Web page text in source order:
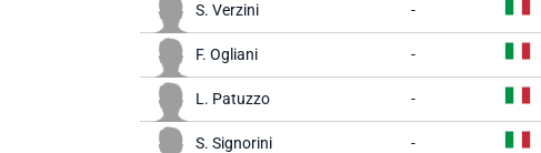
S. Verzini -
F. Ogliani -
L. Patuzzo -
S. Signorini -